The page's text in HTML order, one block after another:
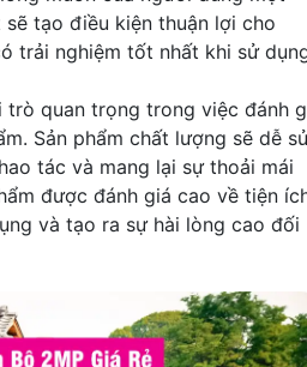
tạo điều kiện thuận lợi cho
trải nghiệm tốt nhất khi sử
trò quan trọng trong việc đánh
Sản phẩm chất lượng sẽ dễ
tác và mang lại sự thoải mái
được đánh giá cao về tiện
và tạo ra sự hài lòng cao đối